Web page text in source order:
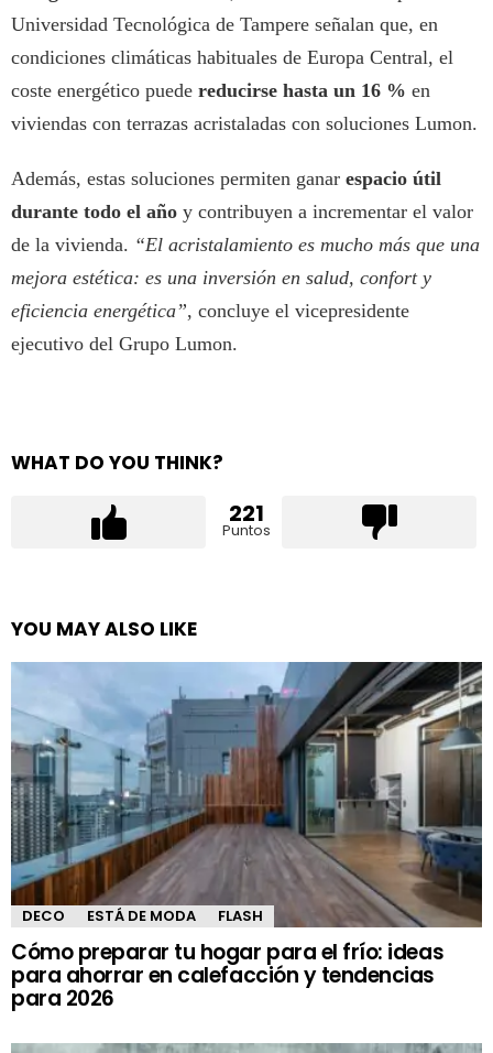
Universidad Tecnológica de Tampere señalan que, en
condiciones climáticas habituales de Europa Central, el
coste energético puede reducirse hasta un 16 % en
viviendas con terrazas acristaladas con soluciones Lumon.
Además, estas soluciones permiten ganar espacio útil
durante todo el año y contribuyen a incrementar el valor
de la vivienda. “El acristalamiento es mucho más que una
mejora estética: es una inversión en salud, confort y
eficiencia energética”, concluye el vicepresidente
ejecutivo del Grupo Lumon.
WHAT DO YOU THINK?
221
Puntos
YOU MAY ALSO LIKE
DECO ESTÁ DE MODA FLASH
Cómo preparar tu hogar para el frío: ideas
para ahorrar en calefacción y tendencias
para 2026